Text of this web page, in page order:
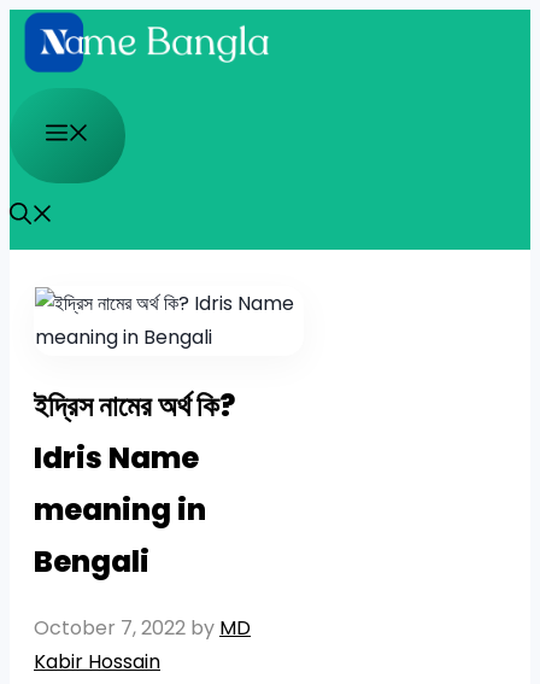
Skip
to
content
Menu
ইদ্রিস নামের অর্থ কি?
Idris Name
meaning in
Bengali
October 7, 2022 by MD
Kabir Hossain